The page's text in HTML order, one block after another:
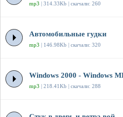
mp3 | 314.33Kb | скачали: 260
Автомобильные гудки
mp3 | 146.98Kb | скачали: 320
Windows 2000 - Windows
mp3 | 218.41Kb | скачали: 288